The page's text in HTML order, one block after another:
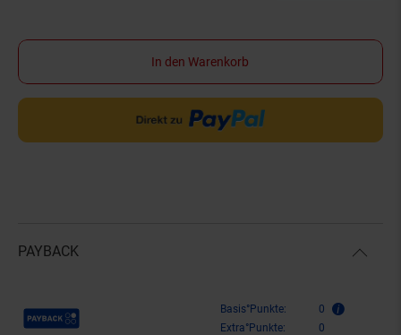
In den Warenkorb
PAYBACK
Payback Punkte Basis°Punkte:
0
Extra°Punkte:
0